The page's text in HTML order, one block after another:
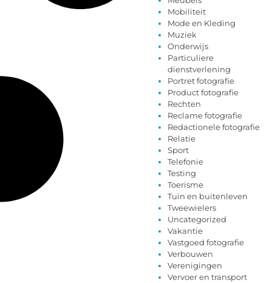
Mobiliteit
Mode en Kleding
Muziek
Onderwijs
Particuliere
dienstverlening
Portret fotografie
Product fotografie
Rechten
Reclame fotografie
Redactionele fotografie
Relatie
Sport
Telefonie
Testing
Toerisme
Tuin en buitenleven
Tweewielers
Uncategorized
Vakantie
Vastgoed fotografie
Verbouwen
Verenigingen
Vervoer en transport